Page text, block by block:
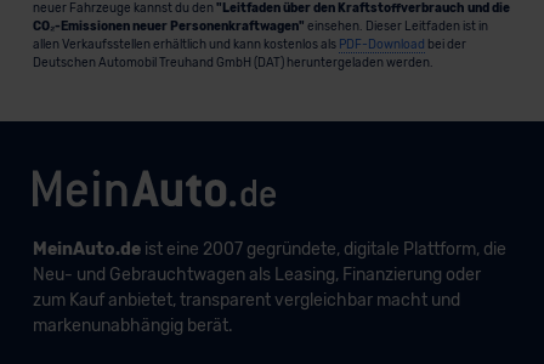
neuer Fahrzeuge kannst du den "Leitfaden über den Kraftstoffverbrauch und die
CO₂-Emissionen neuer Personenkraftwagen" einsehen. Dieser Leitfaden ist in
allen Verkaufsstellen erhältlich und kann kostenlos als PDF-Download bei der
Deutschen Automobil Treuhand GmbH (DAT) heruntergeladen werden.
MeinAuto.deist eine 2007 gegründete, digitale Plattform, die
Neu- und Gebrauchtwagen als Leasing, Finanzierung oder
zum Kauf anbietet, transparent vergleichbar macht und
markenunabhängig berät.